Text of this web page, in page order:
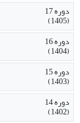
دوره 17
(1405)
دوره 16
(1404)
دوره 15
(1403)
دوره 14
(1402)